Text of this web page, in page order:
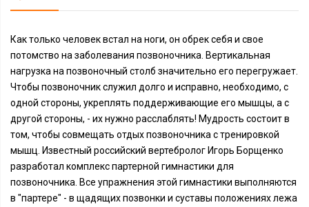
Как только человек встал на ноги, он обрек себя и свое
потомство на заболевания позвоночника. Вертикальная
нагрузка на позвоночный столб значительно его перегружает.
Чтобы позвоночник служил долго и исправно, необходимо, с
одной стороны, укреплять поддерживающие его мышцы, а с
другой стороны, - их нужно расслаблять! Мудрость состоит в
том, чтобы совмещать отдых позвоночника с тренировкой
мышц. Известный российский вертебролог Игорь Борщенко
разработал комплекс партерной гимнастики для
позвоночника. Все упражнения этой гимнастики выполняются
в "партере" - в щадящих позвонки и суставы положениях лежа